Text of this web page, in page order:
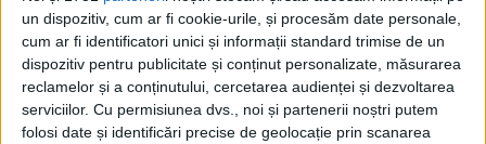
un dispozitiv, cum ar fi cookie-urile, și procesăm date personale,
cum ar fi identificatori unici și informații standard trimise de un
dispozitiv pentru publicitate și conținut personalizate, măsurarea
reclamelor și a conținutului, cercetarea audienței și dezvoltarea
serviciilor. Cu permisiunea dvs., noi și partenerii noștri putem
folosi date și identificări precise de geolocație prin scanarea
Carol al II-lea și acțiunile sale care au ruinat
România Mare
Afaceri oneroase care au marcat România
modernă: Strousberg și Hallier